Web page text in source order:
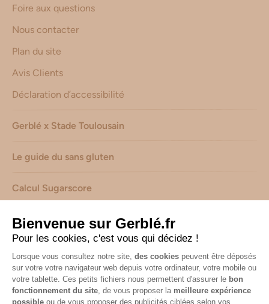
Foire aux questions
Nous contacter
Plan du site
Avis Clients
Déclaration d’accessibilité
Gerblé x Stade Toulousain
Le guide du sans gluten
Calcul Sugarscore
Suivez-nous sur les réseaux !